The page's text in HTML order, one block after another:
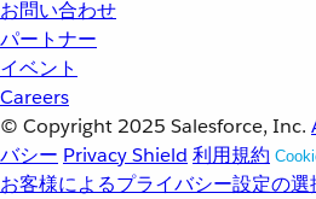
お問い合わせ
パートナー
イベント
Careers
© Copyright 2025 Salesforce, Inc.
バシー Privacy Shield 利用規約
お客様によるプライバシー設定の選